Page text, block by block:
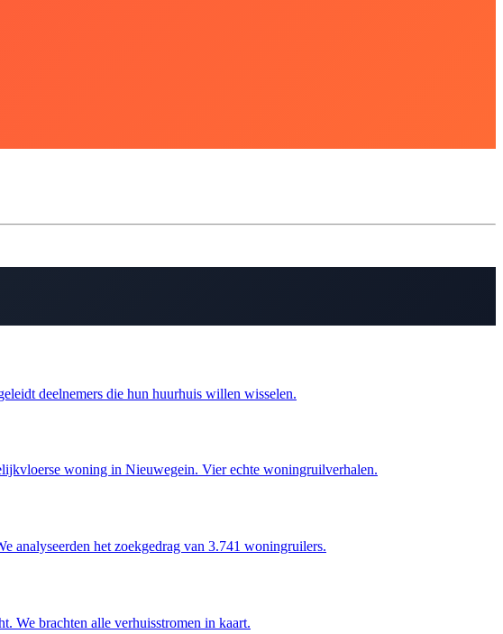
deelnemers die hun huurhuis willen wisselen.
woning in Nieuwegein. Vier echte woningruilverhalen.
analyseerden het zoekgedrag van 3.741 woningruilers.
We brachten alle verhuisstromen in kaart.